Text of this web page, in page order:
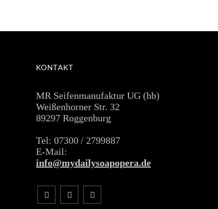
KONTAKT
MR Seifenmanufaktur UG (hb)
Weißenhorner Str. 32
89297 Roggenburg
Tel: 07300 / 2799887
E-Mail:
info@mydailysoapopera.de